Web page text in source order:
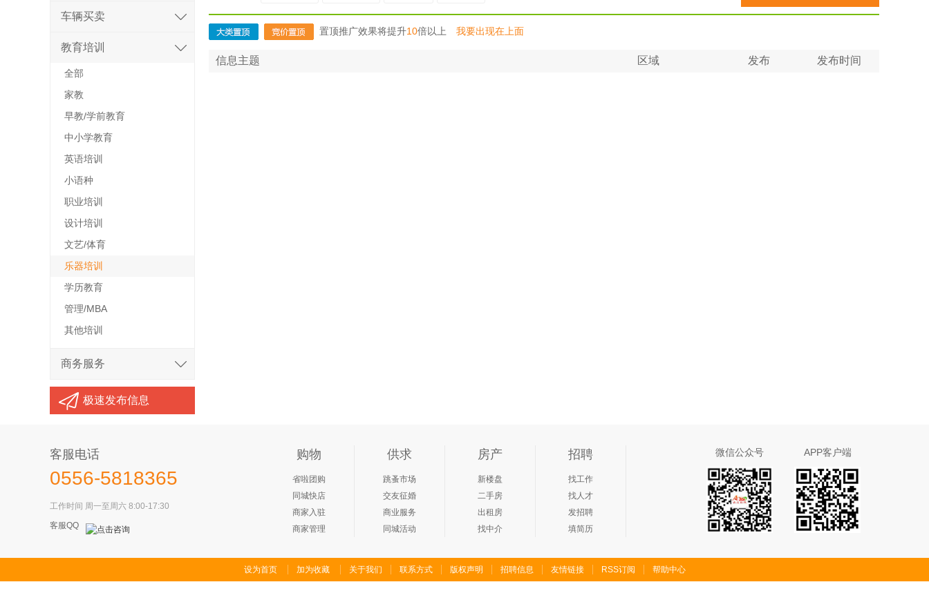
置顶推广效果将提升10倍以上 我要出现在上面
信息主题 区域 发布 发布时间
车辆买卖
教育培训
全部
家教
早教/学前教育
中小学教育
英语培训
小语种
职业培训
设计培训
文艺/体育
乐器培训
学历教育
管理/MBA
其他培训
商务服务
极速发布信息
客服电话
0556-5818365
工作时间 周一至周六 8:00-17:30
客服QQ
购物
省啦团购
同城快店
商家入驻
商家管理
供求
跳蚤市场
交友征婚
商业服务
同城活动
房产
新楼盘
二手房
出租房
找中介
招聘
找工作
找人才
发招聘
填简历
微信公众号 APP客户端
设为首页 加为收藏 关于我们 联系方式 版权声明 招聘信息 友情链接 RSS订阅 帮助中心